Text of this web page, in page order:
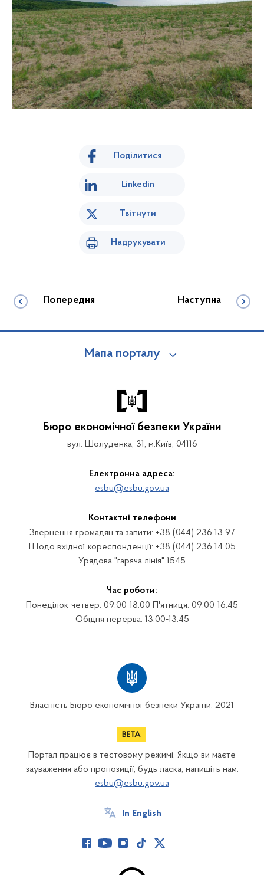
Поділитися
Linkedin
Твітнути
Надрукувати
Попередня Наступна
Мапа порталу
Бюро економічної безпеки України
вул. Шолуденка, 31, м.Київ, 04116
Електронна адреса:
esbu@esbu.gov.ua
Контактні телефони
Звернення громадян та запити: +38 (044) 236 13 97
Щодо вхідної кореспонденції: +38 (044) 236 14 05
Урядова "гаряча лінія" 1545
Час роботи:
Понеділок-четвер: 09:00-18:00 П'ятниця: 09:00-16:45
Обідня перерва: 13:00-13:45
Власність Бюро економічної безпеки України. 2021
Портал працює в тестовому режимі. Якщо ви маєте
зауваження або пропозиції, будь ласка, напишіть нам:
esbu@esbu.gov.ua
In English